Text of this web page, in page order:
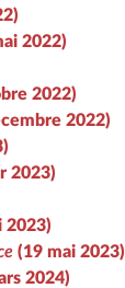
2022)
2022)
2022)
2023)
2023)
(19 mai 2023)
2024)